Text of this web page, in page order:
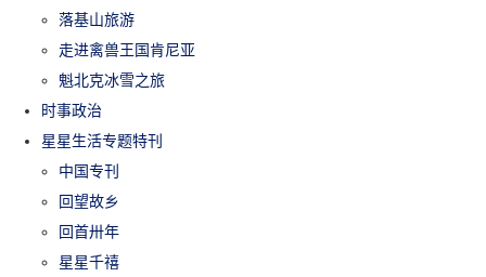
落基山旅游
走进禽兽王国肯尼亚
魁北克冰雪之旅
时事政治
星星生活专题特刊
中国专刊
回望故乡
回首卅年
星星千禧